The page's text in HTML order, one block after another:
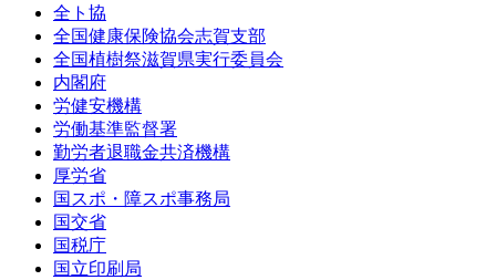
全ト協
全国健康保険協会志賀支部
全国植樹祭滋賀県実行委員会
内閣府
労健安機構
労働基準監督署
勤労者退職金共済機構
厚労省
国スポ・障スポ事務局
国交省
国税庁
国立印刷局